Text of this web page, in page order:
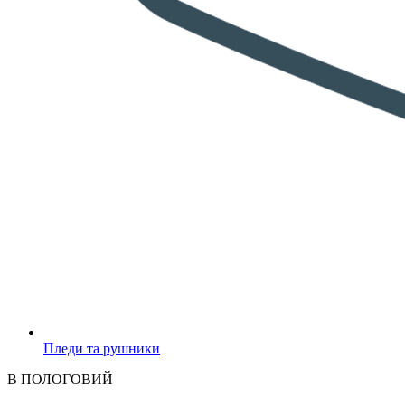
Пледи та рушники
В ПОЛОГОВИЙ